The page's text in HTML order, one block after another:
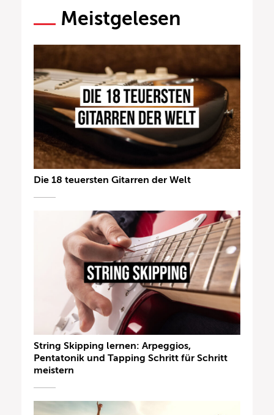
Meistgelesen
Die 18 teuersten Gitarren der Welt
String Skipping lernen: Arpeggios,
Pentatonik und Tapping Schritt für Schritt
meistern